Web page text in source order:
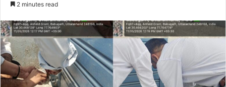
2 minutes read